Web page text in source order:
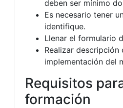
deben ser mínimo
Es necesario tener
identifique.
Llenar el formulario
Realizar
implementación del
Requisitos
formación